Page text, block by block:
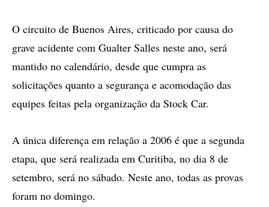
O circuito de Buenos Aires, criticado por causa do
grave acidente com Gualter Salles neste ano, será
mantido no calendário, desde que cumpra as
solicitações quanto a segurança e acomodação das
equipes feitas pela organização da Stock Car.
A única diferença em relação a 2006 é que a segunda
etapa, que será realizada em Curitiba, no dia 8 de
setembro, será no sábado. Neste ano, todas as provas
foram no domingo.